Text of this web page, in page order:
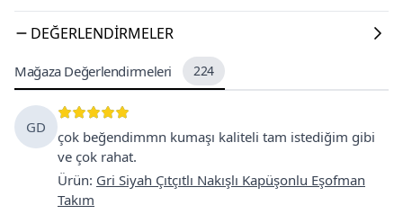
DEĞERLENDIRMELER
Mağaza Değerlendirmeleri 224
GD
çok beğendimmn kumaşı kaliteli tam istediğim gibi
ve çok rahat.
Ürün: Gri Siyah Çıtçıtlı Nakışlı Kapüşonlu Eşofman
Takım